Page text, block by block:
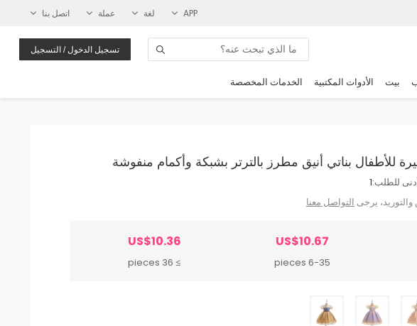
APP لغة عملة اتصل بنا
تسجيل الدخول / التسجيل
بيت الأدوات المكتبية الخدمات المخصصة
للطلب:1
يرجى التواصل معنا
US$10.67
6-35 pieces
US$10.36
≥ 36 pieces